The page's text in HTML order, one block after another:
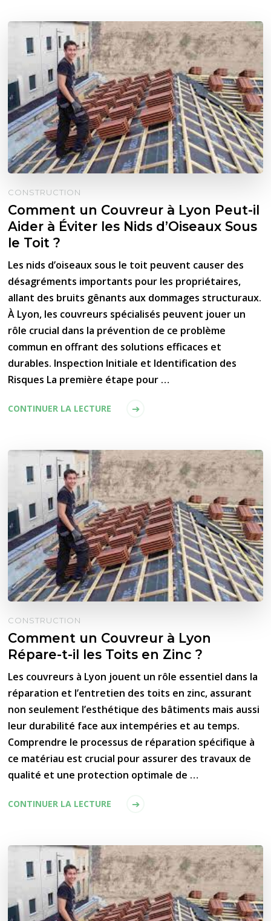
CONSTRUCTION
Comment un Couvreur à Lyon Peut-il
Aider à Éviter les Nids d’Oiseaux Sous
le Toit ?
Les nids d’oiseaux sous le toit peuvent causer des
désagréments importants pour les propriétaires,
allant des bruits gênants aux dommages structuraux.
À Lyon, les couvreurs spécialisés peuvent jouer un
rôle crucial dans la prévention de ce problème
commun en offrant des solutions efficaces et
durables. Inspection Initiale et Identification des
Risques La première étape pour …
CONTINUER LA LECTURE
CONSTRUCTION
Comment un Couvreur à Lyon
Répare-t-il les Toits en Zinc ?
Les couvreurs à Lyon jouent un rôle essentiel dans la
réparation et l’entretien des toits en zinc, assurant
non seulement l’esthétique des bâtiments mais aussi
leur durabilité face aux intempéries et au temps.
Comprendre le processus de réparation spécifique à
ce matériau est crucial pour assurer des travaux de
qualité et une protection optimale de …
CONTINUER LA LECTURE